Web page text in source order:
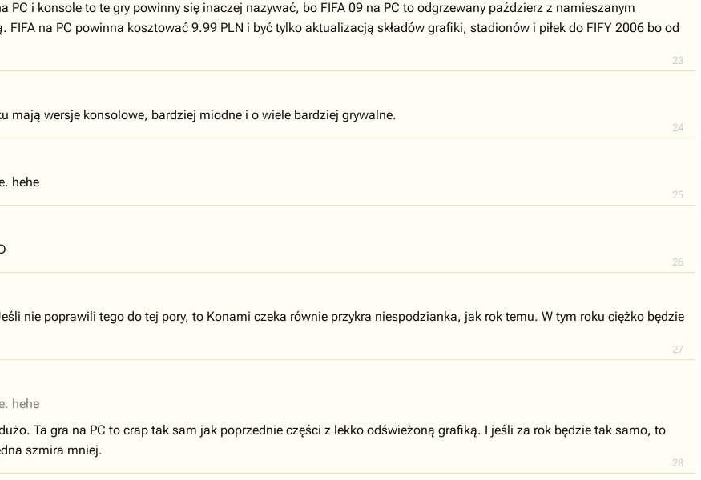
23
PC i konsole to te gry powinny się inaczej nazywać, bo FIFA 09 na PC to odgrzewany paździerz z namieszanym
na PC powinna kosztować 9.99 PLN i być tylko aktualizacją składów grafiki, stadionów i piłek do FIFY 2006 bo od
24
mają wersje konsolowe, bardziej miodne i o wiele bardziej grywalne.
25
hehe
26
27
nie poprawili tego do tej pory, to Konami czeka równie przykra niespodzianka, jak rok temu. W tym roku ciężko będzie
28
hehe
Ta gra na PC to crap tak sam jak poprzednie części z lekko odświeżoną grafiką. I jeśli za rok będzie tak samo, to
szmira mniej.